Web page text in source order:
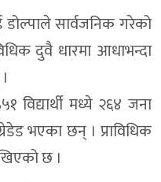
सार्वजनिक गरेको
दुवै धारमा आधाभन्दा
विद्यार्थी मध्ये २६४ जना
भएका छन् । प्राविधिक
छ ।